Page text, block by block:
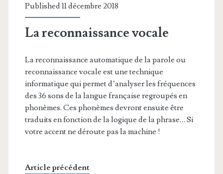
Published 11 décembre 2018
La reconnaissance vocale
La reconnaissance automatique de la parole ou
reconnaissance vocale est une technique
informatique qui permet d’analyser les fréquences
des 36 sons de la langue française regroupés en
phonèmes. Ces phonèmes devront ensuite être
traduits en fonction de la logique de la phrase… Si
votre accent ne déroute pas la machine !
Article précédent